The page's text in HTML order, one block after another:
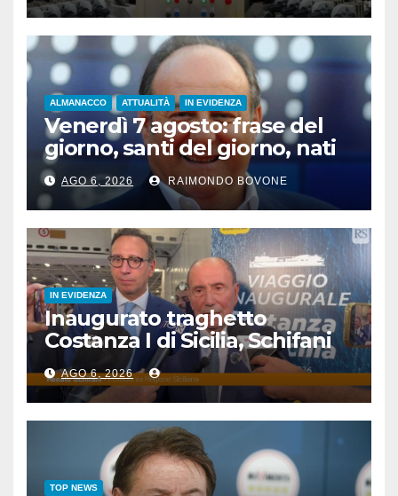
ALMANACCO ATTUALITÀ IN EVIDENZA
Venerdì 7 agosto: frase del
giorno, santi del giorno, nati
famosi, accadde oggi
AGO 6, 2026 RAIMONDO BOVONE
IN EVIDENZA
Inaugurato traghetto
Costanza I di Sicilia, Schifani
“Mantenuto impegni presi”
AGO 6, 2026
TOP NEWS